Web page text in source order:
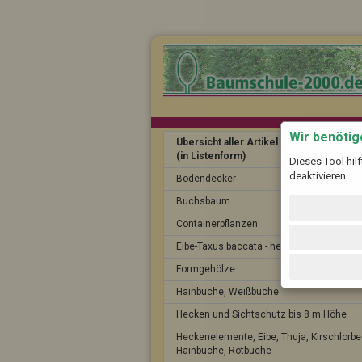
Übersicht aller Artikel
(in Listenform)
Bodendecker
Buchsbaum
Containerpflanzen
Eibe-Taxus baccata - heimische Eibe
Formgehölze
Hainbuche, Weißbuche
Hecken und Sichtschutz bis 8 m Höhe
Heckenelemente, Eibe, Thuja,
Hainbuche, Rotbuche
Wir
Dieses Tool
deaktivieren.